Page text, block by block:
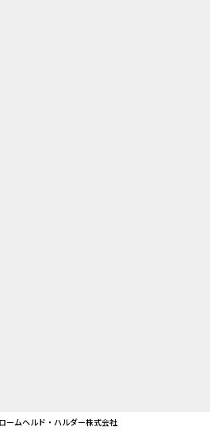
ムヘルド・ハルダー株式会社